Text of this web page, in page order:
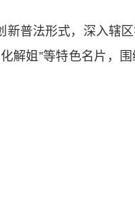
普法形式，深入辖区
解姐”等特色名片，